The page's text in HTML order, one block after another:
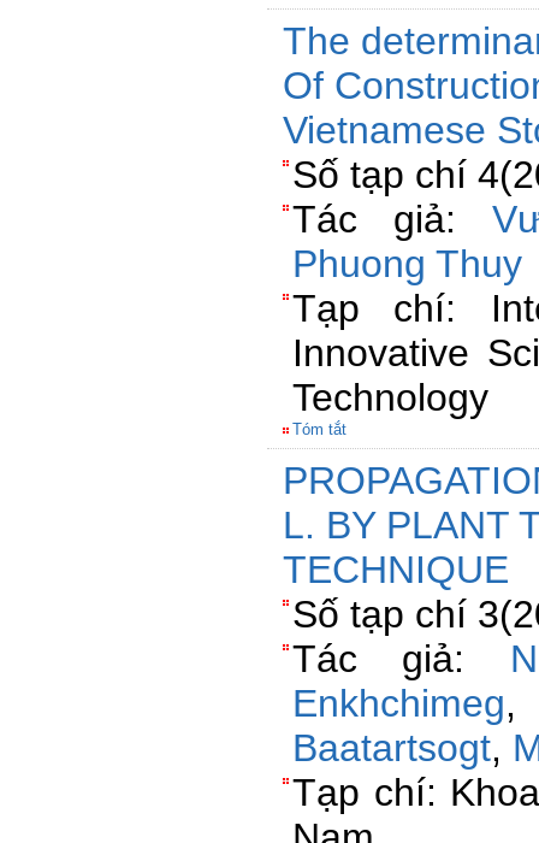
The
Of
Vietnamese
Số tạp chí
Tác giả:
Phuong Thuy
Tạp chí:
Innovative
Technology
Tóm tắt
L. BY PLANT
TECHNIQUE
Số tạp chí
Tác giả:
Enkhchimeg
Baatartsogt,
Tạp chí: